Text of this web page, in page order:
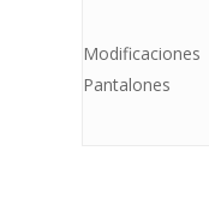
Modificaciones
Pantalones